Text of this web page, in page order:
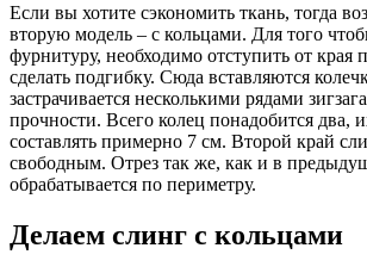
Если вы хотите сэкономить ткань, тогда
вторую модель – с кольцами. Для того
фурнитуру, необходимо отступить от края
сделать подгибку. Сюда вставляются
застрачивается несколькими рядами
прочности. Всего колец понадобится два,
составлять примерно 7 см. Второй край
свободным. Отрез так же, как и в
обрабатывается по периметру.
Делаем слинг с кольцами